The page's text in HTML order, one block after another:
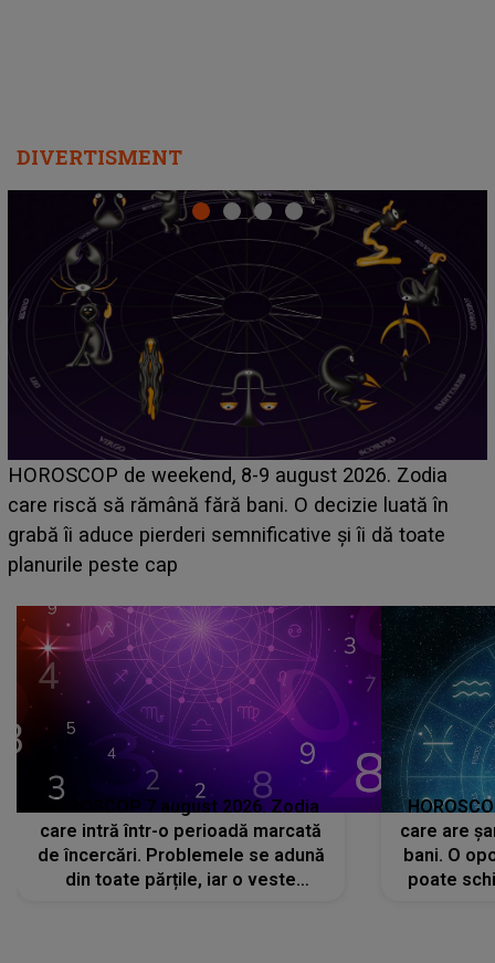
DIVERTISMENT
Emanuel a ținut ACEST DETALIU ASCUNS până
acum! În fața Alexandrei, concurentul din Casa Iubirii
face o MĂRTURISIRE NEAȘTEPTATĂ despre mama
sa: "I-am spus și ei în față, eu nu te iubesc pentru
HOROSCOP 7 august 2026. Zodia
care intră într-o perioadă marcată
de încercări. Problemele se adună
din toate părțile, iar o veste
care are
bani. O
poate